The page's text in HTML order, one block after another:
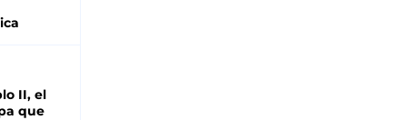
II, el
que